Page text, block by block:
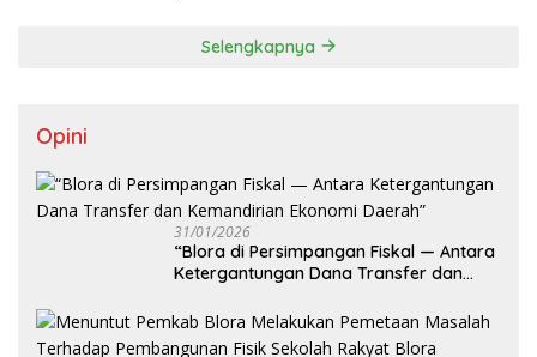
Selengkapnya
Opini
31/01/2026
‎“Blora di Persimpangan Fiskal — Antara
Ketergantungan Dana Transfer dan